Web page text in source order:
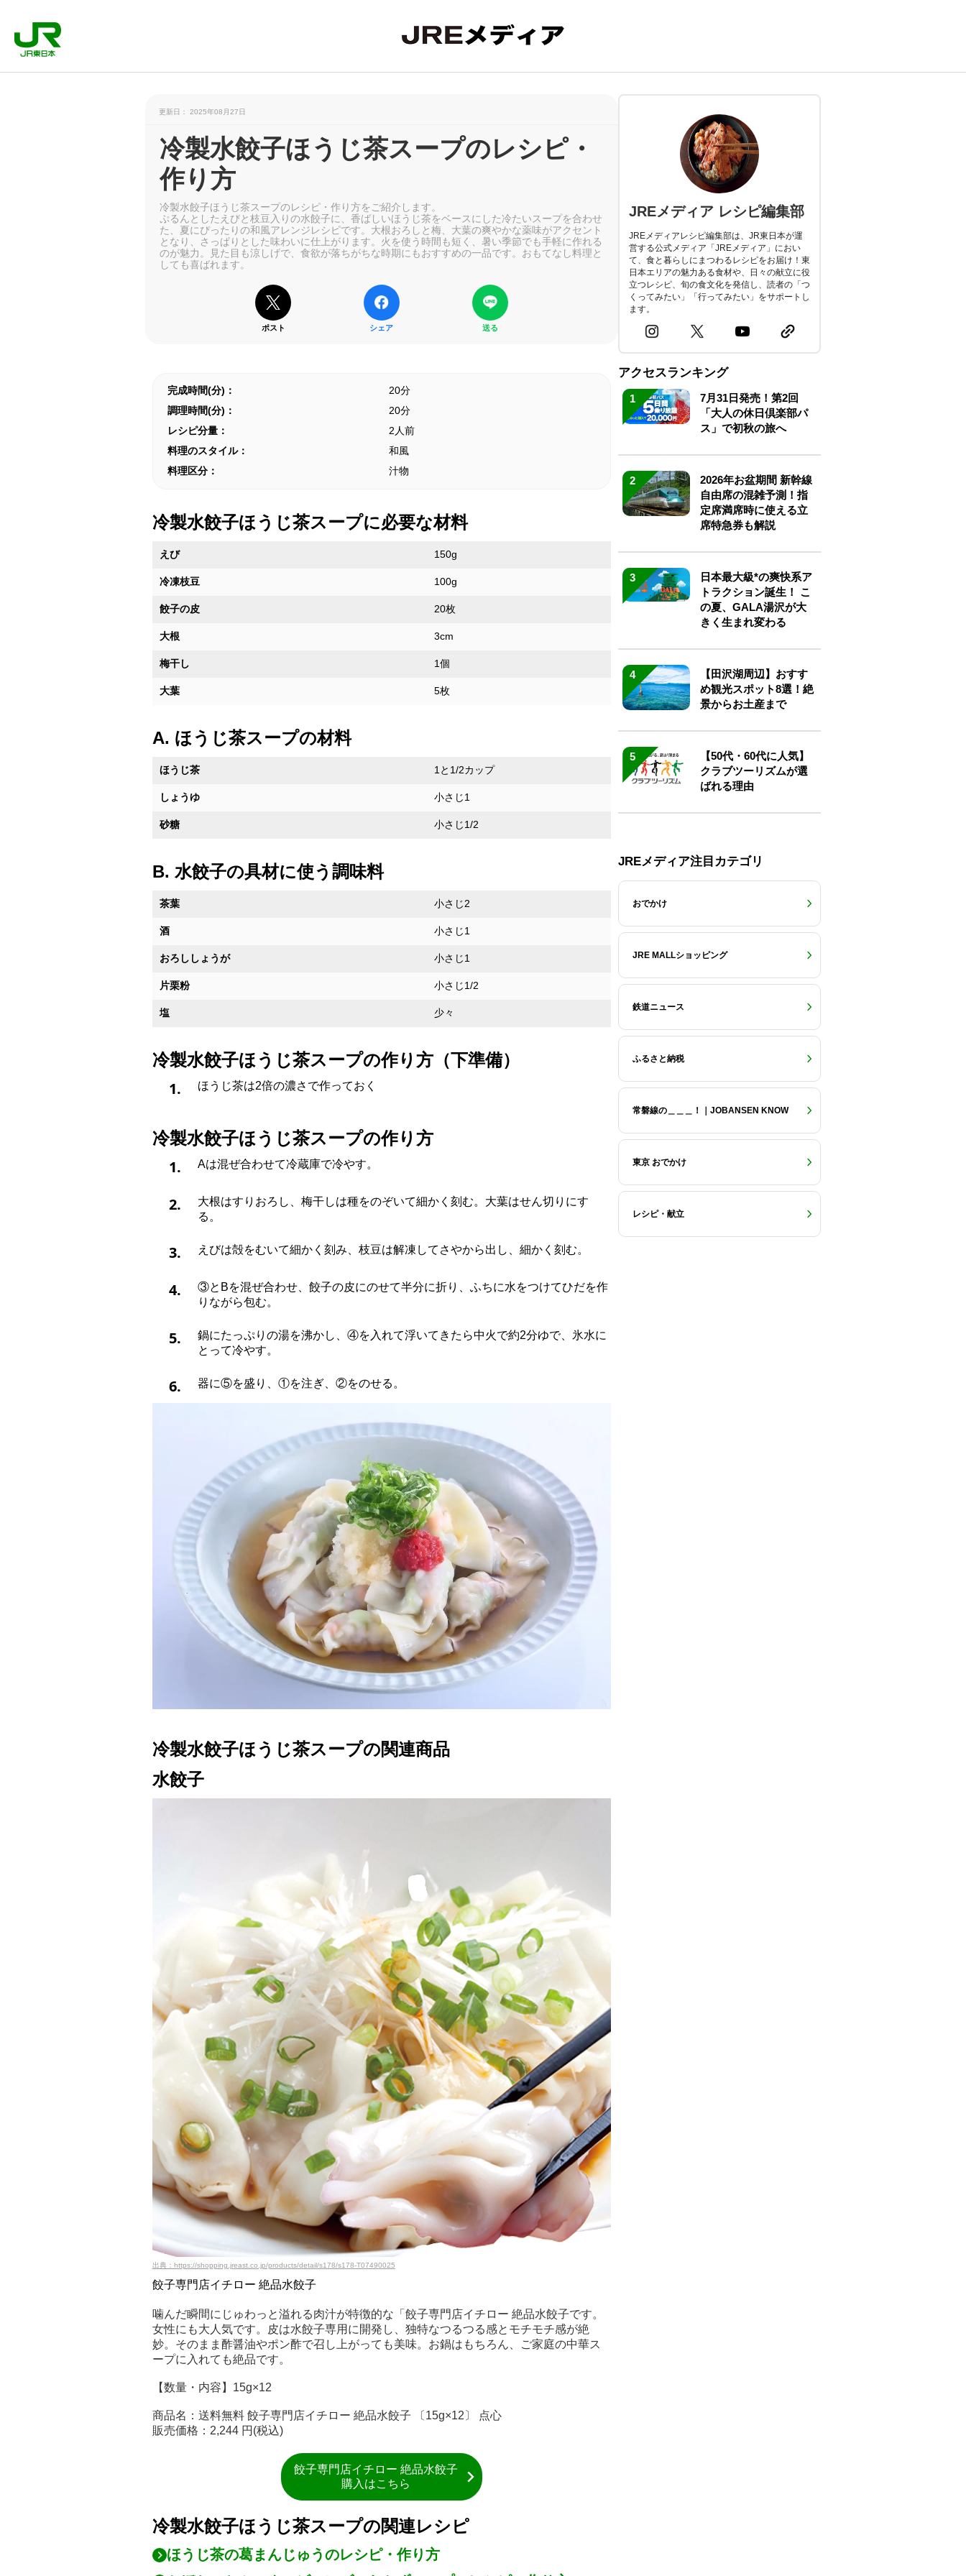
更新日： 2025年08月27日
冷製水餃子ほうじ茶スープのレシピ・
作り方
冷製水餃子ほうじ茶スープのレシピ・作り方をご紹介します。
ぷるんとしたえびと枝豆入りの水餃子に、香ばしいほうじ茶をベースにした冷たいスープを合わせ
た、夏にぴったりの和風アレンジレシピです。大根おろしと梅、大葉の爽やかな薬味がアクセント
となり、さっぱりとした味わいに仕上がります。火を使う時間も短く、暑い季節でも手軽に作れる
のが魅力。見た目も涼しげで、食欲が落ちがちな時期にもおすすめの一品です。おもてなし料理と
しても喜ばれます。
ポスト シェア 送る
完成時間(分)：
20分
調理時間(分)：
20分
レシピ分量：
2人前
料理のスタイル：
和風
料理区分：
汁物
冷製水餃子ほうじ茶スープに必要な材料
えび 150g
冷凍枝豆 100g
餃子の皮 20枚
大根 3cm
梅干し 1個
大葉 5枚
A. ほうじ茶スープの材料
ほうじ茶 1と1/2カップ
しょうゆ 小さじ1
砂糖 小さじ1/2
B. 水餃子の具材に使う調味料
茶葉 小さじ2
酒 小さじ1
おろししょうが 小さじ1
片栗粉 小さじ1/2
塩 少々
冷製水餃子ほうじ茶スープの作り方（下準備）
1.
ほうじ茶は2倍の濃さで作っておく
冷製水餃子ほうじ茶スープの作り方
1.
Aは混ぜ合わせて冷蔵庫で冷やす。
2.
大根はすりおろし、梅干しは種をのぞいて細かく刻む。大葉はせん切りにす
る。
3. えびは殻をむいて細かく刻み、枝豆は解凍してさやから出し、細かく刻む。
4.
③とBを混ぜ合わせ、餃子の皮にのせて半分に折り、ふちに水をつけてひだを作
りながら包む。
5.
鍋にたっぷりの湯を沸かし、④を入れて浮いてきたら中火で約2分ゆで、氷水に
とって冷やす。
6. 器に⑤を盛り、①を注ぎ、②をのせる。
冷製水餃子ほうじ茶スープの関連商品
水餃子
出典：https://shopping.jreast.co.jp/products/detail/s178/s178-T07490025
餃子専門店イチロー 絶品水餃子
噛んだ瞬間にじゅわっと溢れる肉汁が特徴的な「餃子専門店イチロー 絶品水餃子です。
女性にも大人気です。皮は水餃子専用に開発し、独特なつるつる感とモチモチ感が絶
妙。そのまま酢醤油やポン酢で召し上がっても美味。お鍋はもちろん、ご家庭の中華ス
ープに入れても絶品です。
【数量・内容】15g×12
商品名：送料無料 餃子専門店イチロー 絶品水餃子 〔15g×12〕 点心
販売価格：2,244 円(税込)
餃子専門店イチロー 絶品水餃子
購入はこちら
冷製水餃子ほうじ茶スープの関連レシピ
ほうじ茶の葛まんじゅうのレシピ・作り方
JREメディア レシピ編集部
JREメディアレシピ編集部は、JR東日本が運
営する公式メディア「JREメディア」におい
て、食と暮らしにまつわるレシピをお届け！東
日本エリアの魅力ある食材や、日々の献立に役
立つレシピ、旬の食文化を発信し、読者の「つ
くってみたい」「行ってみたい」をサポートし
ます。
アクセスランキング
1
7月31日発売！第2回
「大人の休日倶楽部パ
ス」で初秋の旅へ
2
2026年お盆期間 新幹線
自由席の混雑予測！指
定席満席時に使える立
席特急券も解説
3
日本最大級*の爽快系ア
トラクション誕生！ こ
の夏、GALA湯沢が大
きく生まれ変わる
4
【田沢湖周辺】おすす
め観光スポット8選！絶
景からお土産まで
5
【50代・60代に人気】
クラブツーリズムが選
ばれる理由
JREメディア注目カテゴリ
おでかけ
JRE MALLショッピング
鉄道ニュース
ふるさと納税
常磐線の＿＿＿！｜JOBANSEN KNOW
東京 おでかけ
レシピ・献立